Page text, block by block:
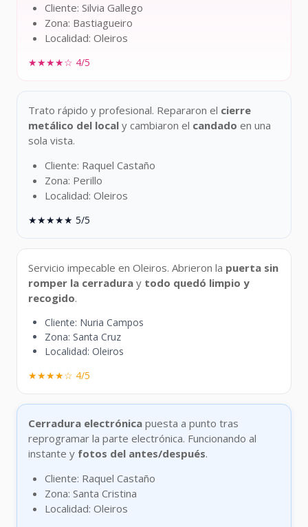
Cliente: Silvia Gallego
Zona: Bastiagueiro
Localidad: Oleiros
★★★★☆ 4/5
Trato rápido y profesional. Repararon el cierre
metálico del local y cambiaron el candado en una
sola vista.
Cliente: Raquel Castaño
Zona: Perillo
Localidad: Oleiros
★★★★★ 5/5
Servicio impecable en Oleiros. Abrieron la puerta sin
romper la cerradura y todo quedó limpio y
recogido.
Cliente: Nuria Campos
Zona: Santa Cruz
Localidad: Oleiros
★★★★☆ 4/5
Cerradura electrónica puesta a punto tras
reprogramar la parte electrónica. Funcionando al
instante y fotos del antes/después.
Cliente: Raquel Castaño
Zona: Santa Cristina
Localidad: Oleiros